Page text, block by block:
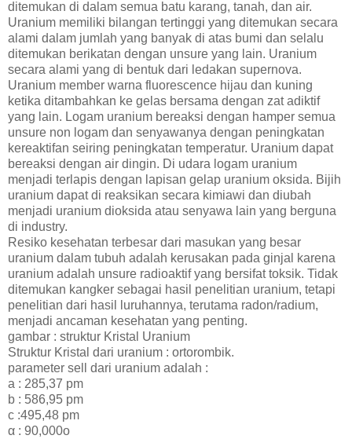
ditemukan di dalam semua batu karang, tanah, dan air.
Uranium memiliki bilangan tertinggi yang ditemukan secara
alami dalam jumlah yang banyak di atas bumi dan selalu
ditemukan berikatan dengan unsure yang lain. Uranium
secara alami yang di bentuk dari ledakan supernova.
Uranium member warna fluorescence hijau dan kuning
ketika ditambahkan ke gelas bersama dengan zat adiktif
yang lain. Logam uranium bereaksi dengan hamper semua
unsure non logam dan senyawanya dengan peningkatan
kereaktifan seiring peningkatan temperatur. Uranium dapat
bereaksi dengan air dingin. Di udara logam uranium
menjadi terlapis dengan lapisan gelap uranium oksida. Bijih
uranium dapat di reaksikan secara kimiawi dan diubah
menjadi uranium dioksida atau senyawa lain yang berguna
di industry.
Resiko kesehatan terbesar dari masukan yang besar
uranium dalam tubuh adalah kerusakan pada ginjal karena
uranium adalah unsure radioaktif yang bersifat toksik. Tidak
ditemukan kangker sebagai hasil penelitian uranium, tetapi
penelitian dari hasil luruhannya, terutama radon/radium,
menjadi ancaman kesehatan yang penting.
gambar : struktur Kristal Uranium
Struktur Kristal dari uranium : ortorombik.
parameter sell dari uranium adalah :
a : 285,37 pm
b : 586,95 pm
c :495,48 pm
α : 90,000o